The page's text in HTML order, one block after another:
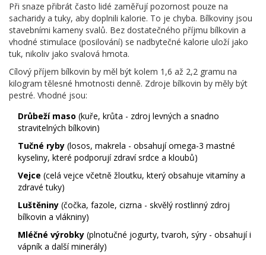
Při snaze přibrát často lidé zaměřují pozornost pouze na
sacharidy a tuky, aby doplnili kalorie. To je chyba. Bílkoviny jsou
stavebními kameny svalů. Bez dostatečného příjmu bílkovin a
vhodné stimulace (posilování) se nadbytečné kalorie uloží jako
tuk, nikoliv jako svalová hmota.
Cílový příjem bílkovin by měl být kolem 1,6 až 2,2 gramu na
kilogram tělesné hmotnosti denně. Zdroje bílkovin by měly být
pestré. Vhodné jsou:
Drůbeží maso (kuře, krůta - zdroj levných a snadno
stravitelných bílkovin)
Tučné ryby (losos, makrela - obsahují omega-3 mastné
kyseliny, které podporují zdraví srdce a kloubů)
Vejce (celá vejce včetně žloutku, který obsahuje vitamíny a
zdravé tuky)
Luštěniny (čočka, fazole, cizrna - skvělý rostlinný zdroj
bílkovin a vlákniny)
Mléčné výrobky (plnotučné jogurty, tvaroh, sýry - obsahují i
vápník a další minerály)